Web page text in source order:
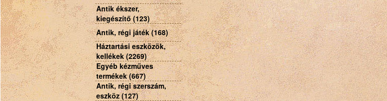
Antik ékszer,
kiegészítő (123)
Antik, régi játék (168)
Háztartási eszközök,
kellékek (2269)
Egyéb kézműves
termékek (667)
Antik, régi szerszám,
eszköz (127)